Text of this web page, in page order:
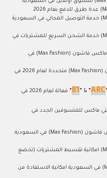
يقدم موقع ماكس فاشون (Max Fashion) خدمة التوصيل المجاني في السعودية
يقدم موقع ماكس فاشون (Max Fashion) خدمة الشحن السريع للمشتريات في
امكانية تتبع الطلبات بسهولة من موقع ماكس فاشون (Max Fashion) في
تخفيضات وتنزيلات موقع ماكس فاشون (Max Fashion) متجددة لعام 2026 في
"
B1" & "ARC
"
فعالة لعام 2026 في
ماكس للمتسوقين الجدد في
سياسة استبدال واسترجاع موقع ماكس فاشون (Max Fashion) في السعودية
يقدم موقع ماكس فاشون (Max Fashion) امكانية تقسيط المشتريات (تخضع
يوفر موقع ماكس فاشون (Max Fashion) في السعودية امكانية الاستفادة من